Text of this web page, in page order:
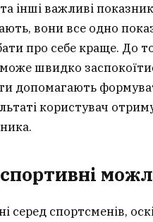
інші важливі
вони все одно
про себе краще. До
швидко
допомагають
користувач
серед спортсменів,